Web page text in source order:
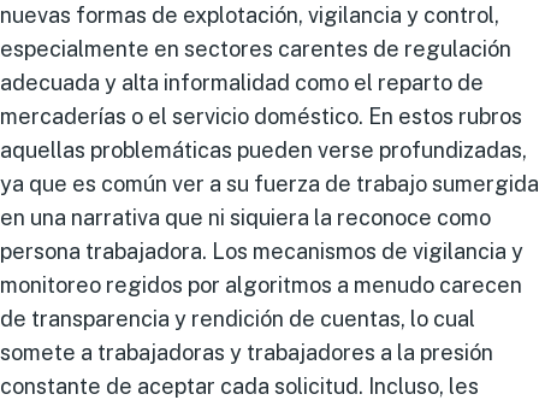
nuevas formas de explotación, vigilancia y control,
especialmente en sectores carentes de regulación
adecuada y alta informalidad como el reparto de
mercaderías o el servicio doméstico. En estos rubros
aquellas problemáticas pueden verse profundizadas,
ya que es común ver a su fuerza de trabajo sumergida
en una narrativa que ni siquiera la reconoce como
persona trabajadora. Los mecanismos de vigilancia y
monitoreo regidos por algoritmos a menudo carecen
de transparencia y rendición de cuentas, lo cual
somete a trabajadoras y trabajadores a la presión
constante de aceptar cada solicitud. Incluso, les